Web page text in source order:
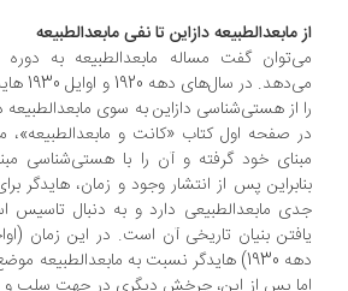
مابعدالطبیعه دازاین تا نفی مابعدالطبیعه
گفت مساله مابعدالطبیعه به دوره وجود
می‌دهد. در سال‌های دهه
از هستی‌شناسی دازاین به سوی مابعدالطبیعه
صفحه اول کتاب «کانت و مابعدالطبیعه»،
خود گرفته و آن را با هستی‌شناسی مبنایی
پس از انتشار وجود و زمان، هایدگر برای
مابعدالطبیعی دارد و به دنبال تاسیس اساس
دهه 1930) هایدگر نسبت به مابعدالطبیعه موضع